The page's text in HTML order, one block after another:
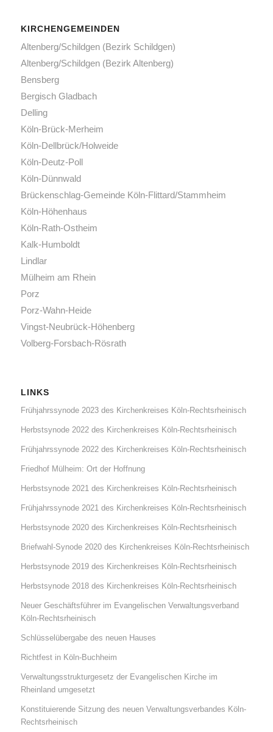
KIRCHENGEMEINDEN
Altenberg/Schildgen (Bezirk Schildgen)
Altenberg/Schildgen (Bezirk Altenberg)
Bensberg
Bergisch Gladbach
Delling
Köln-Brück-Merheim
Köln-Dellbrück/Holweide
Köln-Deutz-Poll
Köln-Dünnwald
Brückenschlag-Gemeinde Köln-Flittard/Stammheim
Köln-Höhenhaus
Köln-Rath-Ostheim
Kalk-Humboldt
Lindlar
Mülheim am Rhein
Porz
Porz-Wahn-Heide
Vingst-Neubrück-Höhenberg
Volberg-Forsbach-Rösrath
LINKS
Frühjahrssynode 2023 des Kirchenkreises Köln-Rechtsrheinisch
Herbstsynode 2022 des Kirchenkreises Köln-Rechtsrheinisch
Frühjahrssynode 2022 des Kirchenkreises Köln-Rechtsrheinisch
Friedhof Mülheim: Ort der Hoffnung
Herbstsynode 2021 des Kirchenkreises Köln-Rechtsrheinisch
Frühjahrssynode 2021 des Kirchenkreises Köln-Rechtsrheinisch
Herbstsynode 2020 des Kirchenkreises Köln-Rechtsrheinisch
Briefwahl-Synode 2020 des Kirchenkreises Köln-Rechtsrheinisch
Herbstsynode 2019 des Kirchenkreises Köln-Rechtsrheinisch
Herbstsynode 2018 des Kirchenkreises Köln-Rechtsrheinisch
Neuer Geschäftsführer im Evangelischen Verwaltungsverband
Köln-Rechtsrheinisch
Schlüsselübergabe des neuen Hauses
Richtfest in Köln-Buchheim
Verwaltungsstrukturgesetz der Evangelischen Kirche im
Rheinland umgesetzt
Konstituierende Sitzung des neuen Verwaltungsverbandes Köln-
Rechtsrheinisch